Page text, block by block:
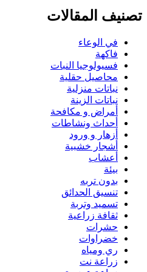
تصنيف المقالات
في الوعاء
فاكهة
فسيولوجيا النبات
محاصيل حقلية
نباتات منزلية
نباتات الزينة
أمراض و مكافحة
أحداث ونشاطات
أزهار و ورود
أشجار خشبية
أعشاب
بيئة
بدون تربه
تنسيق الحدائق
تسميد وتربة
ثقافة زراعية
حشرات
خضراوات
ري ومياه
زراعة نت